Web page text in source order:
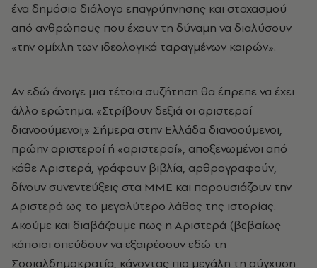
ένα δημόσιο διάλογο επαγρύπνησης και στοχασμού
από ανθρώπους που έχουν τη δύναμη να διαλύσουν
«την ομίχλη των ιδεολογικά ταραγμένων καιρών».
Αν εδώ άνοιγε μια τέτοια συζήτηση θα έπρεπε να έχει
άλλο ερώτημα. «Στρίβουν δεξιά οι αριστεροί
διανοούμενοι;» Σήμερα στην Ελλάδα διανοούμενοι,
πρώην αριστεροί ή «αριστεροί», αποξενωμένοι από
κάθε Αριστερά, γράφουν βιβλία, αρθρογραφούν,
δίνουν συνεντεύξεις στα ΜΜΕ και παρουσιάζουν την
Αριστερά ως το μεγαλύτερο λάθος της ιστορίας.
Ακούμε και διαβάζουμε πως η Αριστερά (βεβαίως
κάποιοι σπεύδουν να εξαιρέσουν εδώ τη
Σοσιαλδημοκρατία, κάνοντας πιο μεγάλη τη σύγχυση